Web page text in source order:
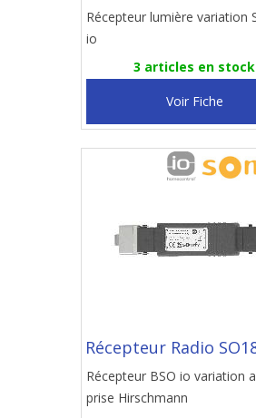
Récepteur lumière variation
io
3 articles en stock
Voir Fiche
Récepteur Radio
Récepteur BSO io variation
prise Hirschmann